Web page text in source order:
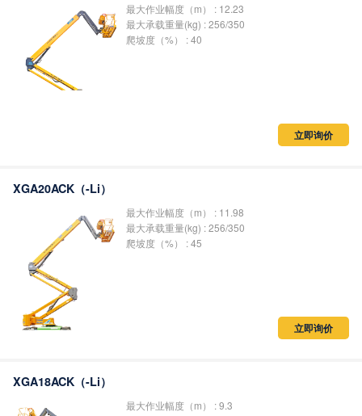
最大作业幅度（m） : 12.23
最大承载重量(kg) : 256/350
爬坡度（%） : 40
立即询价
XGA20ACK（-Li）
最大作业幅度（m） : 11.98
最大承载重量(kg) : 256/350
爬坡度（%） : 45
立即询价
XGA18ACK（-Li）
最大作业幅度（m） : 9.3